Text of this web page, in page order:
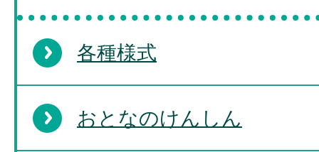
各種様式
おとなのけんしん